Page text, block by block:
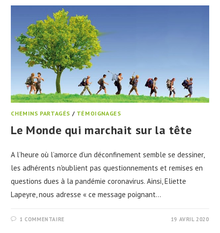
CHEMINS PARTAGÉS / TÉMOIGNAGES
Le Monde qui marchait sur la tête
A l’heure où l’amorce d’un déconfinement semble se dessiner,
les adhérents n'oublient pas questionnements et remises en
questions dues à la pandémie coronavirus. Ainsi, Eliette
Lapeyre, nous adresse « ce message poignant…
1 COMMENTAIRE 19 AVRIL 2020